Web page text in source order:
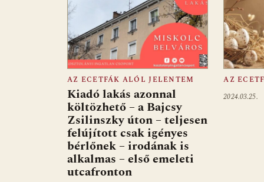
AZ ECETFÁK ALÓL JELENTEM
Kiadó lakás azonnal
költözhető – a Bajcsy
Zsilinszky úton – teljesen
felújított csak igényes
bérlőnek – irodának is
alkalmas – első emeleti
utcafronton
AZ
2024.03.25.